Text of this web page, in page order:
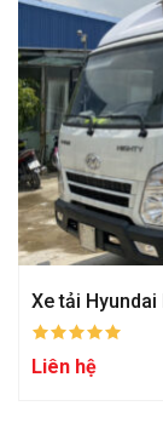
Xe tải
Liên hệ